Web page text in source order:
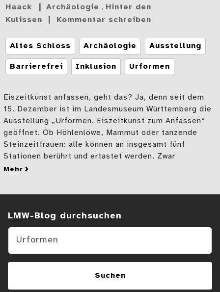
am
Haack
Archäologie , Hinter den
Kulissen
Kommentar schreiben
Tags
Altes Schloss Archäologie Ausstellung
Barrierefrei Inklusion Urformen
Eiszeitkunst anfassen, geht das? Ja, denn seit dem
15. Dezember ist im Landesmuseum Württemberg die
Ausstellung „Urformen. Eiszeitkunst zum Anfassen“
geöffnet. Ob Höhlenlöwe, Mammut oder tanzende
Steinzeitfrauen: alle können an insgesamt fünf
Stationen berührt und ertastet werden. Zwar
mehr
Suchen im Blog
LMW-Blog durchsuchen
Suchen